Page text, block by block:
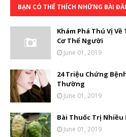
BẠN CÓ THỂ THÍCH NHỮNG BÀI
Khám Phá Thú Vị
Cơ Thể Người
June 01, 2019
24 Triệu Chứng
Thường
June 01, 2019
Bài Thuốc Trị Nhiều
June 01, 2019